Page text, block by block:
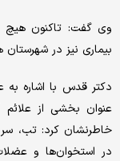
وی گفت: تاکنون هیچ
بیماری نیز در
دکتر قدس با اشاره به
عنوان بخشی از علائم
خاطرنشان کرد: تب،
در استخوان‌ها و